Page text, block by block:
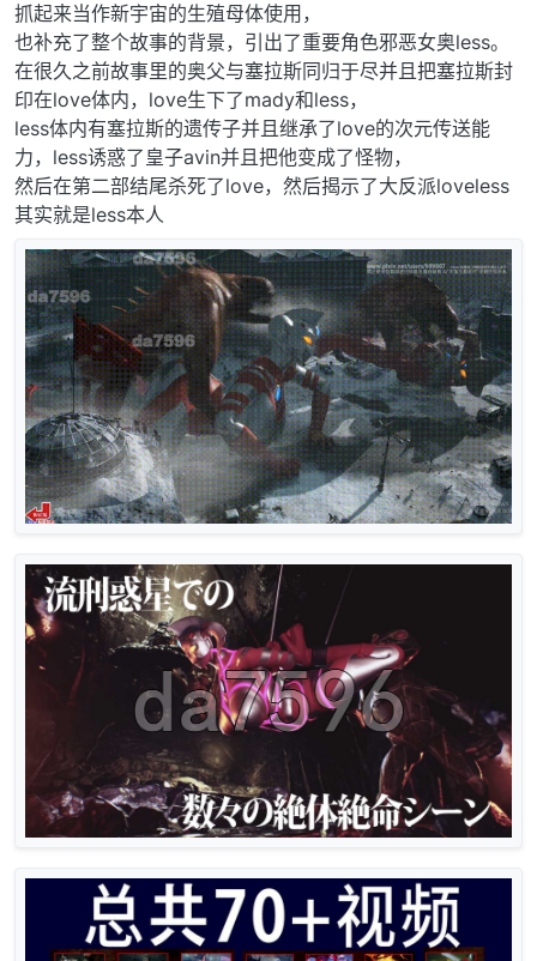
抓起来当作新宇宙的生殖母体使用，
也补充了整个故事的背景，引出了重要角色邪恶女奥less。
在很久之前故事里的奥父与塞拉斯同归于尽并且把塞拉斯封
印在love体内，love生下了mady和less，
less体内有塞拉斯的遗传子并且继承了love的次元传送能
力，less诱惑了皇子avin并且把他变成了怪物，
然后在第二部结尾杀死了love，然后揭示了大反派loveless
其实就是less本人